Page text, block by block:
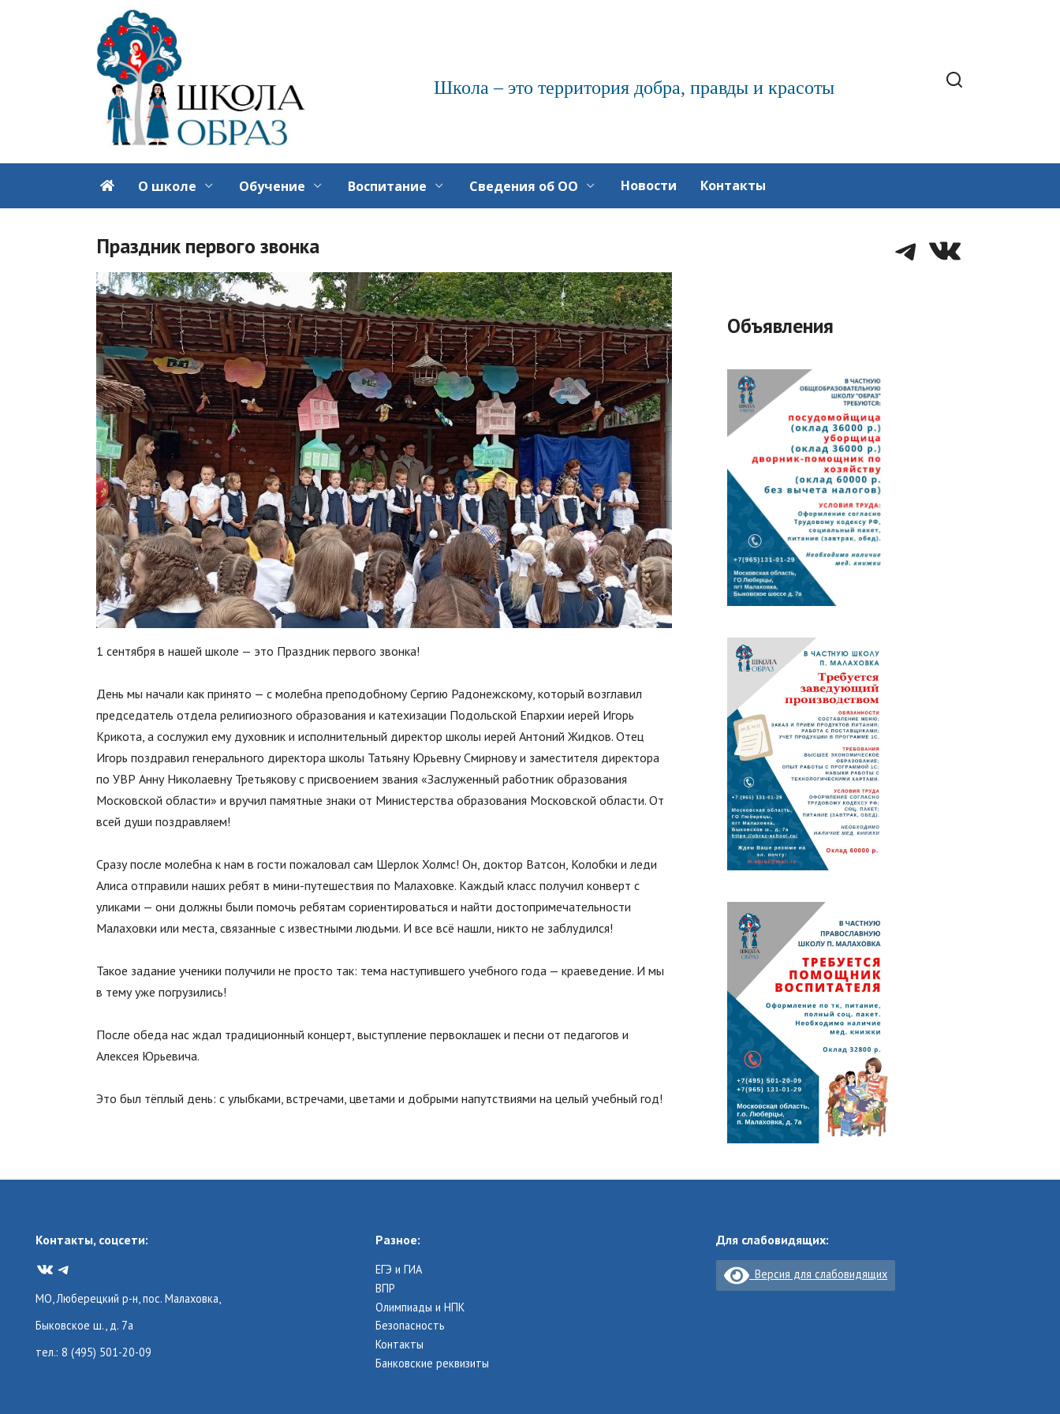
Школа – это территория добра, правды и красоты
О школе Обучение Воспитание Сведения об ОО Новости Контакты
Праздник первого звонка
1 сентября в нашей школе — это Праздник первого звонка!
День мы начали как принято — с молебна преподобному Сергию Радонежскому, который возглавил
председатель отдела религиозного образования и катехизации Подольской Епархии иерей Игорь
Крикота, а сослужил ему духовник и исполнительный директор школы иерей Антоний Жидков. Отец
Игорь поздравил генерального директора школы Татьяну Юрьевну Смирнову и заместителя директора
по УВР Анну Николаевну Третьякову с присвоением звания «Заслуженный работник образования
Московской области» и вручил памятные знаки от Министерства образования Московской области. От
всей души поздравляем!
Сразу после молебна к нам в гости пожаловал сам Шерлок Холмс! Он, доктор Ватсон, Колобки и леди
Алиса отправили наших ребят в мини-путешествия по Малаховке. Каждый класс получил конверт с
уликами — они должны были помочь ребятам сориентироваться и найти достопримечательности
Малаховки или места, связанные с известными людьми. И все всё нашли, никто не заблудился!
Такое задание ученики получили не просто так: тема наступившего учебного года — краеведение. И мы
в тему уже погрузились!
После обеда нас ждал традиционный концерт, выступление первоклашек и песни от педагогов и
Алексея Юрьевича.
Это был тёплый день: с улыбками, встречами, цветами и добрыми напутствиями на целый учебный год!
Telegram
VK
Объявления
Контакты, соцсети:
VKTelegram
МО, Люберецкий р-н, пос. Малаховка,
Быковское ш., д. 7а
тел.: 8 (495) 501-20-09
Разное:
ЕГЭ и ГИА
ВПР
Олимпиады и НПК
Безопасность
Контакты
Банковские реквизиты
Для слабовидящих:
Версия для слабовидящих